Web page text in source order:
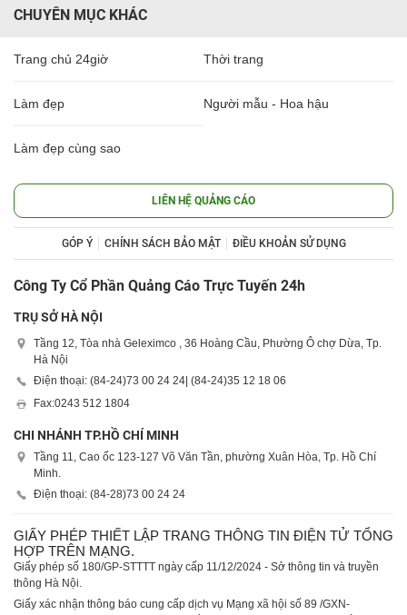
CHUYÊN MỤC KHÁC
Trang chủ 24giờ Thời trang
Làm đẹp Người mẫu - Hoa hậu
Làm đẹp cùng sao
LIÊN HỆ QUẢNG CÁO
GÓP Ý CHÍNH SÁCH BẢO MẬT ĐIỀU KHOẢN SỬ DỤNG
Công Ty Cổ Phần Quảng Cáo Trực Tuyến 24h
TRỤ SỞ HÀ NỘI
Tầng 12, Tòa nhà Geleximco , 36 Hoàng Cầu, Phường Ô chợ Dừa, Tp.
Hà Nội
Điện thoại: (84-24)73 00 24 24| (84-24)35 12 18 06
Fax:0243 512 1804
CHI NHÁNH TP.HỒ CHÍ MINH
Tầng 11, Cao ốc 123-127 Võ Văn Tần, phường Xuân Hòa, Tp. Hồ Chí
Minh.
Điện thoại: (84-28)73 00 24 24
GIẤY PHÉP THIẾT LẬP TRANG THÔNG TIN ĐIỆN TỬ TỔNG
HỢP TRÊN MẠNG.
Giấy phép số 180/GP-STTTT ngày cấp 11/12/2024 - Sở thông tin và truyền
thông Hà Nội.
Giấy xác nhận thông báo cung cấp dịch vụ Mạng xã hội số 89 /GXN-